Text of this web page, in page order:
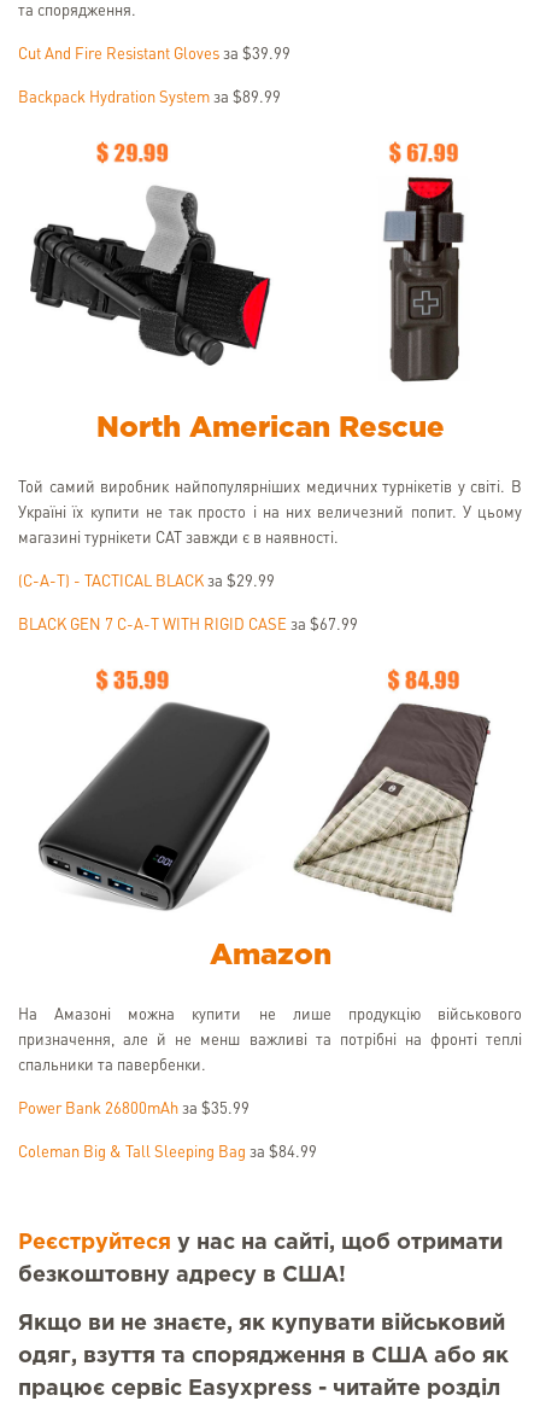
та спорядження.
Cut And Fire Resistant Gloves за $39.99
Backpack Hydration System за $89.99
North American Rescue
Той самий виробник найпопулярніших медичних турнікетів у світі. В
Україні їх купити не так просто і на них величезний попит. У цьому
магазині турнікети CAT завжди є в наявності.
(C-A-T) - TACTICAL BLACK за $29.99
BLACK GEN 7 C-A-T WITH RIGID CASE за $67.99
Amazon
На Амазоні можна купити не лише продукцію військового
призначення, але й не менш важливі та потрібні на фронті теплі
спальники та павербенки.
Power Bank 26800mAh за $35.99
Coleman Big & Tall Sleeping Bag за $84.99
Реєструйтеся у нас на сайті, щоб отримати
безкоштовну адресу в США!
Якщо ви не знаєте, як купувати військовий
одяг, взуття та спорядження в США або як
працює сервіс Easyxpress - читайте розділ